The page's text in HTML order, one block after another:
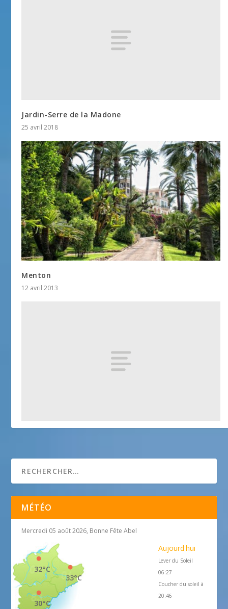
Jardin-Serre de la Madone
25 avril 2018
Menton
12 avril 2013
MÉTÉO
Mercredi 05 août 2026, Bonne Fête Abel
33°C
32°C
30°C
Aujourd'hui
Lever du Soleil
06:27
Coucher du soleil à
20:46